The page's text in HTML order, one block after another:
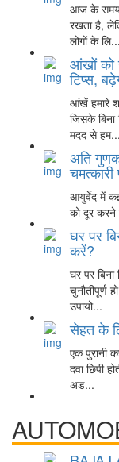
आज के समय
रखता है,
लोगों के लि...
आंखों को
टिप्स,
आंखें हमारे
जिसके
मदद से हम...
अति
आयुर्वेद में
को दूर
घर पर
करें?
घर पर
चुनौतीपूर्ण
उपायो...
सेहत के
एक पुरानी
दवा छिपी
अड...